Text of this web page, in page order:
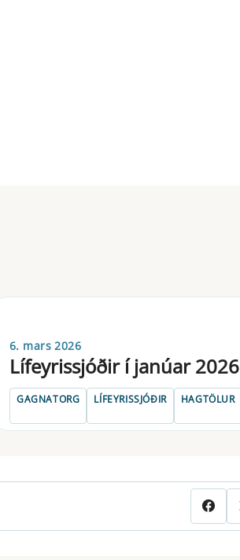
6. mars 2026
Lífeyrissjóðir í janúar 2026
GAGNATORG LÍFEYRISSJÓÐIR HAGTÖLUR